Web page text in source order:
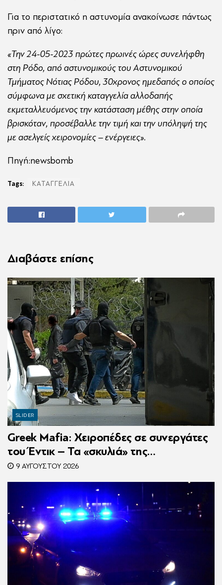
Για το περιστατικό η αστυνομία ανακοίνωσε πάντως
πριν από λίγο:
«Την 24-05-2023 πρώτες πρωινές ώρες συνελήφθη
στη Ρόδο, από αστυνομικούς του Αστυνομικού
Τμήματος Νότιας Ρόδου, 30χρονος ημεδαπός ο οποίος
σύμφωνα με σχετική καταγγελία αλλοδαπής
εκμεταλλευόμενος την κατάσταση μέθης στην οποία
βρισκόταν, προσέβαλλε την τιμή και την υπόληψή της
με ασελγείς χειρονομίες – ενέργειες».
Πηγή:newsbomb
Tags: ΚΑΤΑΓΓΕΛΙΑ
Διαβάστε επίσης
SLIDER
Greek Mafia: Χειροπέδες σε συνεργάτες
του Έντικ – Τα «σκυλιά» της
ρωσόφωνης μαφίας, οι εκβιασμοί και το
υπερπολυτελές Audi
9 ΑΥΓΟΎΣΤΟΥ 2026